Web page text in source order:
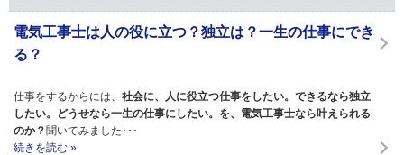
電気工事士は人の役に立つ？独立は？一生の仕事にでき
る？
仕事をするからには、 社会に、人に役立つ仕事をしたい。できるなら独立
したい。どうせなら一生の仕事にしたい。を、電気工事士なら叶えられる
のか？聞いてみました･･･
続きを読む »